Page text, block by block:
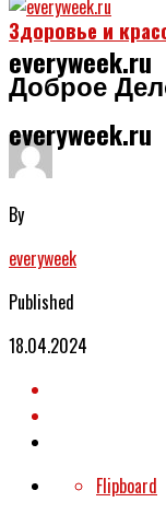
everyweek.ru
everyweek.ru
Здоровье и
Доброе
By
everyweek
Published
18.04.2024
Flipboard